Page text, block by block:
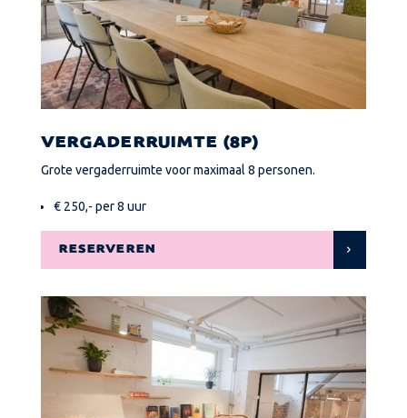
VERGADERRUIMTE (8P)
Grote vergaderruimte voor maximaal 8 personen.
€ 250,- per 8 uur
RESERVEREN